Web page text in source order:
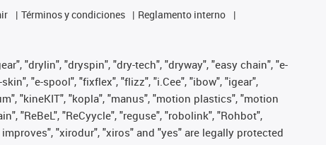
Términos y condiciones
Reglamento interno
"drylin", "dryspin", "dry-tech", "dryway", "easy chain", "e-
"e-spool", "fixflex", "flizz", "i.Cee", "ibow", "igear",
"kineKIT", "kopla", "manus", "motion plastics", "motion
"ReBeL", "ReCyycle", "reguse", "robolink", "Rohbot",
"xirodur", "xiros" and "yes" are legally protected